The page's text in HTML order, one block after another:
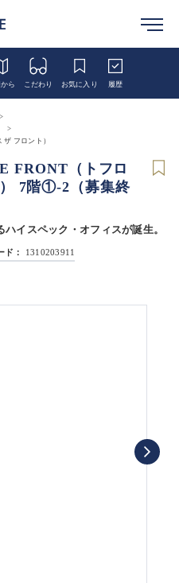
ら こだわり お気に入り 履歴
フロント）
FRONT（トフロ
7階①-2（募集終
イスペック・オフィスが誕生。
ド： 1310203911